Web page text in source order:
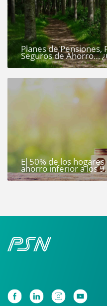
Planes de Pensiones,
Seguros de Ahorro…
El 50% de los
ahorro inferior a los